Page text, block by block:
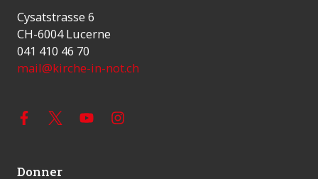
Cysatstrasse 6
CH-6004 Lucerne
041 410 46 70
mail@kirche-in-not.ch
Donner